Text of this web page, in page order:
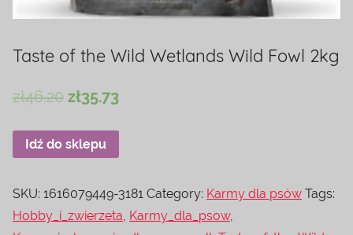
Taste of the Wild Wetlands Wild Fowl 2kg
zł46.20 zł35.73
Idź do sklepu
SKU: 1616079449-3181 Category: Karmy dla psów Tags:
Hobby_i_zwierzeta, Karmy_dla_psow,